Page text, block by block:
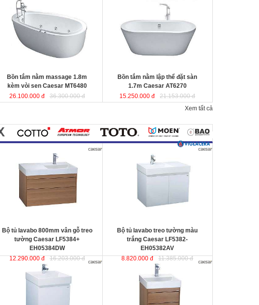
vòi sen Caesar MT6480
xuất từ sợi nhựa tổng hợp Acrylic
có độ bền cao, không bị ngả màu,
chịu được mọi nguồn nước, khó bể
vỡ. Bề mặt b
láng mịn dễ dàng vệ
c: 180x95x65 cm.
Bồn tắm nằm massage 1.8m
kèm vòi sen Caesar MT6480
26.100.000 đ
36.300.000 đ
được sản xuất từ sợi
nhựa tổng hợp Acrylic có độ bền cao,
không bị ngả màu, chịu được mọi
nguồn nước, khó bể vỡ. Bề mặt
láng mịn dễ dàng vệ sinh.
Kích thước
: 170x87x60 cm
Bồn tắm nằm lập thể đặt sàn
1.7m Caesar AT6270
15.250.000 đ
21.153.000 đ
Xem tất cả
Bộ tủ lavabo 800mm vân gỗ treo
tường Caesar LF5384+
EH05384DW
được thiết kế đầy cảm
hứng và sáng tạo theo phong cách
tối giản hiện đại. Thể hiện chất lượng
thẩm mỹ của không gian phòng tắm.
KT lavabo: 500x800x100 mm.
Bộ tủ lavabo 800mm vân gỗ treo
tường Caesar LF5384+
EH05384DW
12.290.000 đ
16.203.000 đ
Bộ tủ lavabo treo tường màu trắng
Caesar LF5382- EH05382AV
thiết kế đầy cảm hứng và sáng tạo
theo phong cách tối giản hiện đại.
: 500x800x100 mm.
Bộ tủ lavabo treo tường màu
trắng Caesar LF5382-
EH05382AV
8.820.000 đ
11.385.000 đ
Bồn lavabo kết hợp tủ treo tường
màu trắng Caesar LF5380-
EH05380AV
ược thiết kế đầy cảm
Lavabo rửa mặt kết hợp tủ treo
Caesar LF5380- EH05380DWV
ược thiết kế đầy cảm hứng và sáng
tạo theo phong cách tối giản hiện
đại. Thể hiện chất lượng thẩm mỹ